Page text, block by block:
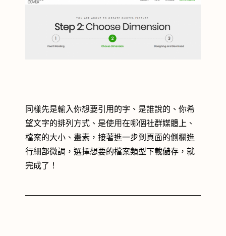
同樣先是輸入你想要引用的字、是誰說的、你希
望文字的排列方式、是使用在哪個社群媒體上、
檔案的大小、畫素，接著進一步到頁面的側欄進
行細部微調，選擇想要的檔案類型下載儲存，就
完成了！